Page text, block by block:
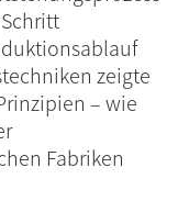
zeigte
– wie
Fabriken